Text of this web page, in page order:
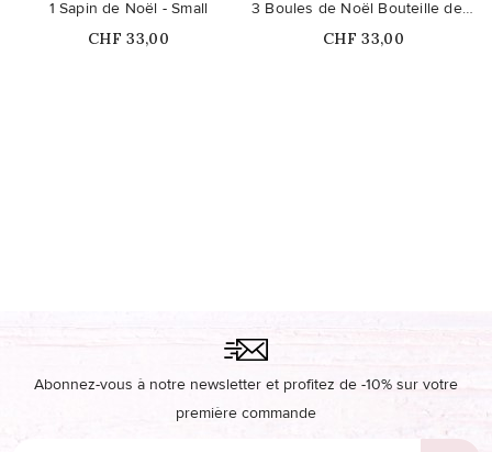
1 Sapin de Noël - Small
Prix
CHF 33,00
3 Boules de Noël Bouteille de Champagne
Prix
CHF 33,00
Abonnez-vous à notre newsletter et profitez de -10% sur votre
première commande